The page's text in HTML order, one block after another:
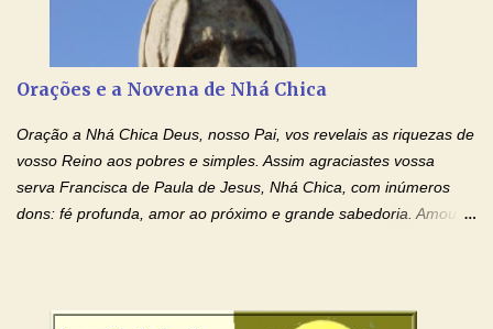
Tuas Mãos, que suportaram a mais profunda dor ao serem
pregadas na Cruz, reergam-me e curem-me agora. Jesus, não
amo. Nós precisamos desesperadamente de cura física e
espiritual, através do toque consolador de tuas Mãos
ensanguentadas e infinitamente poderosas. Eu reconheço,
apesar de toda a minha limitação e da infinidade dos meus ...
Orações e a Novena de Nhá Chica
Oração a Nhá Chica Deus, nosso Pai, vos revelais as riquezas de
vosso Reino aos pobres e simples. Assim agraciastes vossa
serva Francisca de Paula de Jesus, Nhá Chica, com inúmeros
dons: fé profunda, amor ao próximo e grande sabedoria. Amou a
Senhor Jesus Cristo, vosso Filho, na unidade do Espírito Santo.